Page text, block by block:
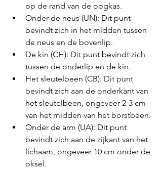
op de rand van de oogkas.
Onder de neus (UN): Dit punt
bevindt zich in het midden tussen
de neus en de bovenlip.
De kin (CH): Dit punt bevindt zich
tussen de onderlip en de kin.
Het sleutelbeen (CB): Dit punt
bevindt zich aan de onderkant van
het sleutelbeen, ongeveer 2-3 cm
van het midden van het borstbeen.
Onder de arm (UA): Dit punt
bevindt zich aan de zijkant van het
lichaam, ongeveer 10 cm onder de
oksel.